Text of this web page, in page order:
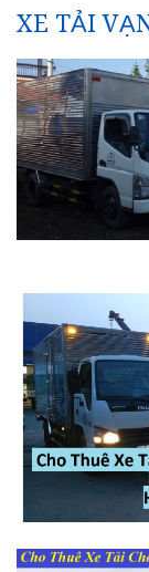
XE TẢI